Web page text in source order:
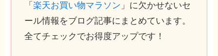
「楽天お買い物マラソン 」に欠かせないセ
ール情報をブログ記事にまとめています。
全てチェックでお得度アップです！